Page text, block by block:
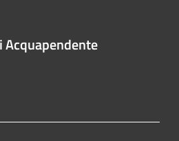
Acquapendente